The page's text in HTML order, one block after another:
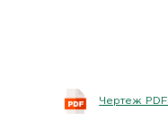
Чертеж PDF